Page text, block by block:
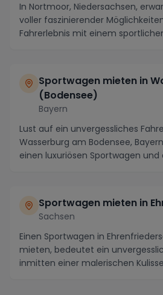
In Nortmoor, Niedersachsen,
voller faszinierender
Fahrerlebnis mit einem
Sportwagen mieten in
(Bodensee)
Bayern
Lust auf ein unvergessliches
Wasserburg am Bodensee,
einen luxuriösen Sportwagen und
Sportwagen mieten in
Sachsen
Einen Sportwagen in
mieten, bedeutet ein
inmitten einer malerischen